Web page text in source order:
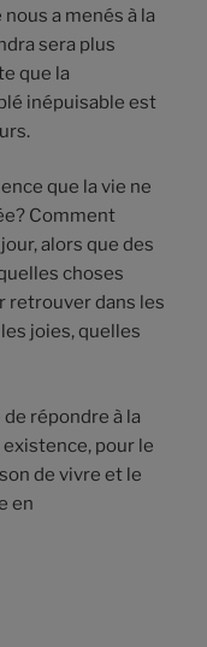
a menés à la
sera plus
que la
inépuisable est
que la vie ne
Comment
alors que des
choses
retrouver dans les
joies, quelles
répondre à la
pour le
de vivre et le
en